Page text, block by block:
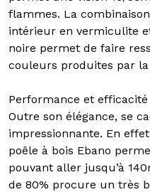
flammes. La
intérieur en vermiculite
noire permet de faire
couleurs produites par
Performance et efficacité
Outre son élégance, se
impressionnante. En
poêle à bois Ebano
pouvant aller jusqu’à
de 80% procure un très